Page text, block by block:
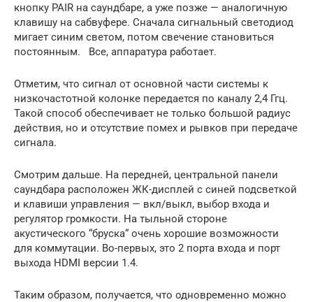
кнопку PAIR на саундбаре, а уже позже — аналогичную
клавишу на сабвуфере. Сначала сигнальный светодиод
мигает синим светом, потом свечение становиться
постоянным. Все, аппаратура работает.
Отметим, что сигнал от основной части системы к
низкочастотной колонке передается по каналу 2,4 Ггц.
Такой способ обеспечивает не только большой радиус
действия, но и отсутствие помех и рывков при передаче
сигнала.
Смотрим дальше. На передней, центральной панели
саундбара расположен ЖК-дисплей с синей подсветкой
и клавиши управления — вкл/выкл, выбор входа и
регулятор громкости. На тыльной стороне
акустического “бруска“ очень хорошие возможности
для коммутации. Во-первых, это 2 порта входа и порт
выхода HDMI версии 1.4.
Таким образом, получается, что одновременно можно